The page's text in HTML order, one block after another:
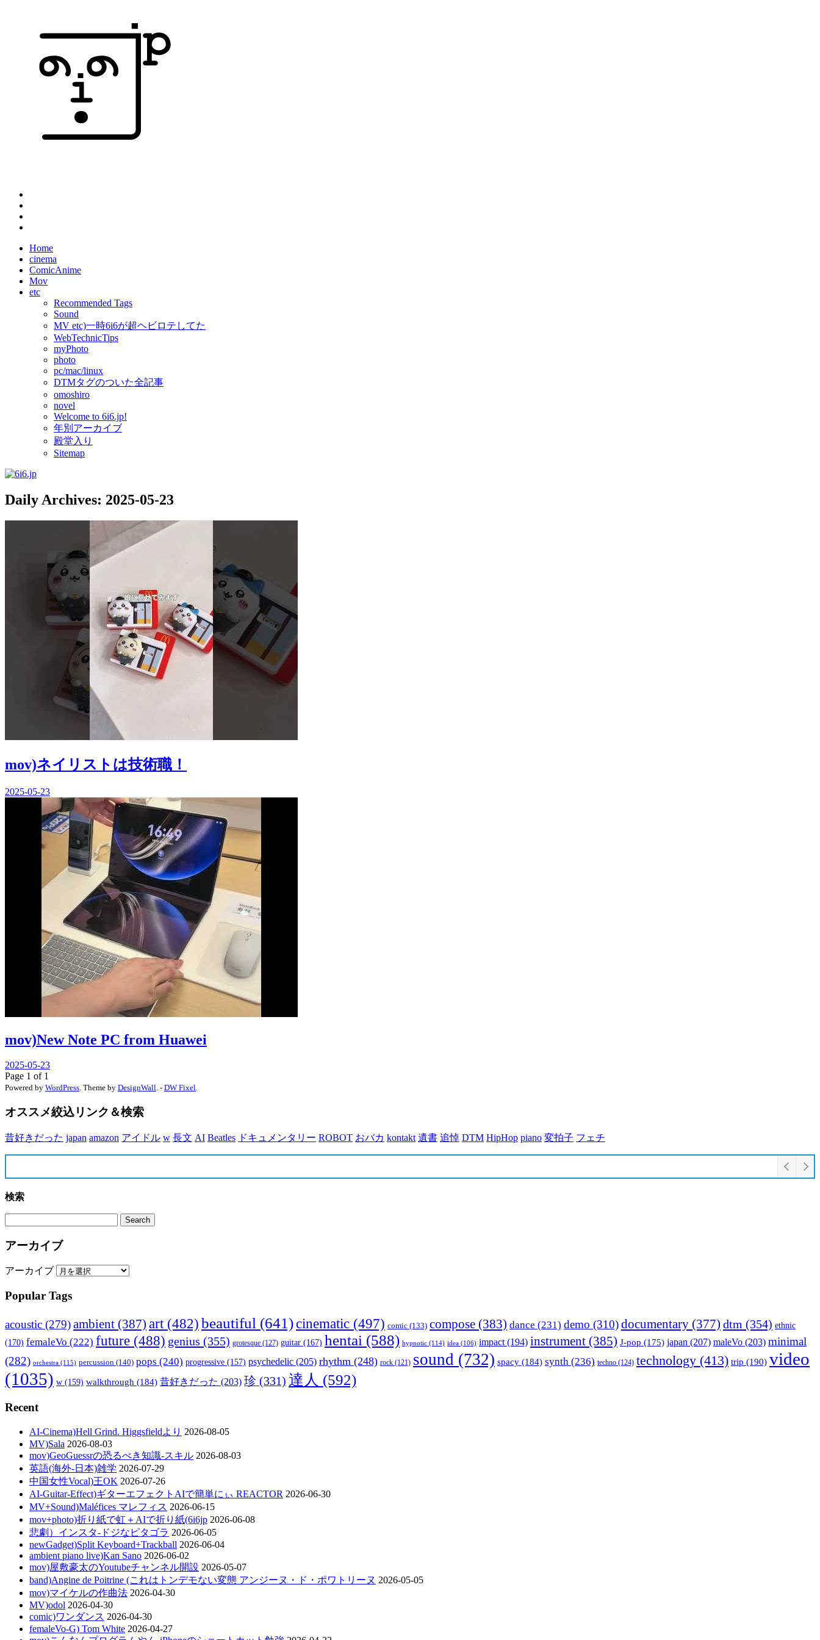
Home
cinema
ComicAnime
Mov
etc
Recommended Tags
Sound
MV etc)一時6i6が超ヘビロテしてた
WebTechnicTips
myPhoto
photo
pc/mac/linux
DTMタグのついた全記事
omoshiro
novel
Welcome to 6i6.jp!
年別アーカイブ
殿堂入り
Sitemap
Daily Archives: 2025-05-23
mov)ネイリストは技術職！
2025-05-23
mov)New Note PC from Huawei
2025-05-23
Page 1 of 1
Powered by WordPress. Theme by DesignWall. - DW Fixel.
オススメ絞込リンク＆検索
昔好きだった japan amazon アイドル w 長文 AI Beatles ドキュメンタリー ROBOT おバカ kontakt 遺書 追悼 DTM HipHop piano 変拍子 フェチ
検索
アーカイブ
アーカイブ
Popular Tags
acoustic (279)ambient (387) art (482) beautiful (641)cinematic (497) comic (133) compose (383) dance (231) demo (310)documentary (377) dtm (354) ethnic
(170) femaleVo (222) future (488) genius (355) grotesque (127) guitar (167) hentai (588) hypnotic (114) idea (106) impact (194) instrument (385) J-pop (175) japan (207) maleVo (203) minimal
(282) orchestra (115) percussion (140) pops (240) progressive (157) psychedelic (205) rhythm (248) rock (121) sound (732) spacy (184) synth (236) techno (124) technology (413) trip (190) video
(1035) w (159) walkthrough (184) 昔好きだった (203) 珍 (331) 達人 (592)
Recent
AI-Cinema)Hell Grind. Higgsfieldより 2026-08-05
MV)Sala 2026-08-03
mov)GeoGuessrの恐るべき知識-スキル 2026-08-03
英語(海外-日本)雑学 2026-07-29
中国女性Vocal)王OK 2026-07-26
AI-Guitar-Effect)ギターエフェクトAIで簡単にぃ REACTOR 2026-06-30
MV+Sound)Maléfices マレフィス 2026-06-15
mov+photo)折り紙で虹＋AIで折り紙(6i6jp 2026-06-08
悲劇）インスタ-ドジなピタゴラ 2026-06-05
newGadget)Split Keyboard+Trackball 2026-06-04
ambient piano live)Kan Sano 2026-06-02
mov)屋敷豪太のYoutubeチャンネル開設 2026-05-07
band)Angine de Poitrine (これはトンデモない変態 アンジーヌ・ド・ポワトリーヌ 2026-05-05
mov)マイケルの作曲法 2026-04-30
MV)odol 2026-04-30
comic)ワンダンス 2026-04-30
femaleVo-G) Tom White 2026-04-27